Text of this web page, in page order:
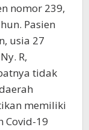
nomor 239,
Pasien
usia 27
R,
tidak
memiliki
Covid-19